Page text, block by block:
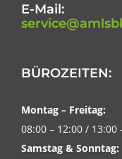
E-Mail:
BÜROZEITEN:
Montag – Freitag:
08:00 – 12:00 / 13:00
Samstag & Sonntag: